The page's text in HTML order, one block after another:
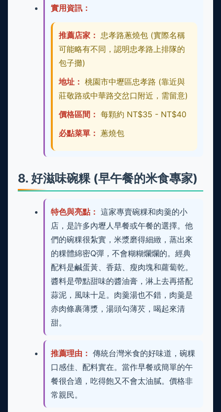
實用資訊：
推薦店家： 忠孝路蔥燒包 (實際名稱
可能略有不同，認明忠孝路上排隊的
包子攤)
地址： 桃園市中壢區忠孝路 (靠近與
莊敬路或中華路交岔口附近，需留意)
價格區間： 每顆約 NT$35 - NT$40
必點菜單： 蔥燒包
8. 好滋味碗粿 (早午餐的米食專家)
特色與亮點： 這家專賣碗粿和肉羹的小
店，是許多內壢人早餐或午餐的選擇。他
們的碗粿很紮實，米漿磨得細緻，蒸出來
的粿體綿密Q彈，不會糊糊爛爛的。經典
配料是鹹蛋黃、香菇、瘦肉塊和蘿蔔乾。
醬料是帶點甜味的醬油膏，淋上去再搭配
蒜泥，風味十足。肉羹湯也不錯，肉羹是
赤肉條裹薄漿，湯頭勾薄芡，喝起來清
甜。
推薦理由： 傳統台灣米食的好味道，碗粿
口感佳、配料實在。當作早餐或簡單的午
餐很合適，吃得飽又不會太油膩。價格非
常親民。